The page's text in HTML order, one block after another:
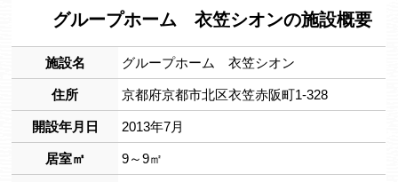
グループホーム 衣笠シオンの施設概要
施設名 グループホーム 衣笠シオン
住所 京都府京都市北区衣笠赤阪町1-328
開設年月日 2013年7月
居室㎡ 9～9㎡